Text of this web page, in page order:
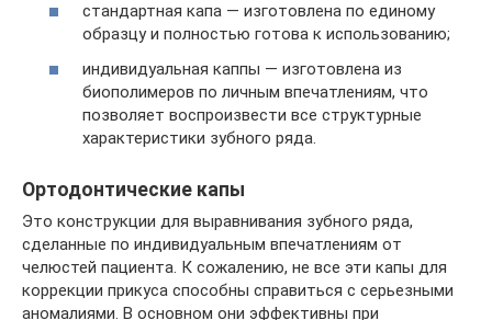
стандартная капа — изготовлена по единому
образцу и полностью готова к использованию;
индивидуальная каппы — изготовлена из
биополимеров по личным впечатлениям, что
позволяет воспроизвести все структурные
характеристики зубного ряда.
Ортодонтические капы
Это конструкции для выравнивания зубного ряда,
сделанные по индивидуальным впечатлениям от
челюстей пациента. К сожалению, не все эти капы для
коррекции прикуса способны справиться с серьезными
аномалиями. В основном они эффективны при